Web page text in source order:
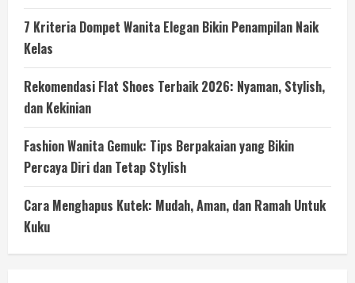
7 Kriteria Dompet Wanita Elegan Bikin Penampilan Naik
Kelas
Rekomendasi Flat Shoes Terbaik 2026: Nyaman, Stylish,
dan Kekinian
Fashion Wanita Gemuk: Tips Berpakaian yang Bikin
Percaya Diri dan Tetap Stylish
Cara Menghapus Kutek: Mudah, Aman, dan Ramah Untuk
Kuku